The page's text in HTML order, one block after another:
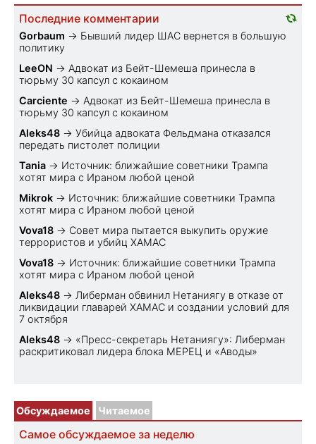
Последние комментарии
Gorbaum → Бывший лидер ШАС вернется в большую
политику
LeeON → Адвокат из Бейт-Шемеша принесла в
тюрьму 30 капсул с кокаином
Carciente → Адвокат из Бейт-Шемеша принесла в
тюрьму 30 капсул с кокаином
Aleks48 → Убийца адвоката Фельдмана отказался
передать пистолет полиции
Tania → Источник: ближайшие советники Трампа
хотят мира с Ираном любой ценой
Mikrok → Источник: ближайшие советники Трампа
хотят мира с Ираном любой ценой
Vova18 → Совет мира пытается выкупить оружие
террористов и убийц ХАМАС
Vova18 → Источник: ближайшие советники Трампа
хотят мира с Ираном любой ценой
Aleks48 → Либерман обвинил Нетаниягу в отказе от
ликвидации главарей ХАМАС и создании условий для
7 октября
Aleks48 → «Пресс-секретарь Нетаниягу»: Либерман
раскритиковал лидера блока МЕРЕЦ и «Аводы»
Обсуждаемое Читаемое
Самое обсуждаемое за неделю